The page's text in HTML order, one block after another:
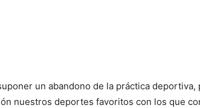
un abandono de la práctica deportiva,
nuestros deportes favoritos con los que